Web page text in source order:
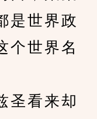
是世界政
个世界名
看来却